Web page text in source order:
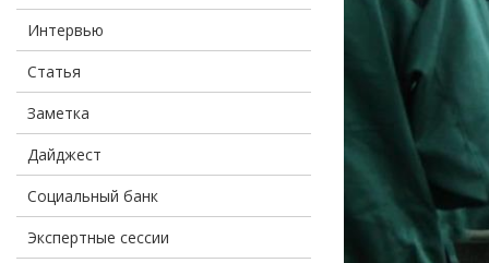
Интервью
Статья
Заметка
Дайджест
Социальный банк
Экспертные сессии